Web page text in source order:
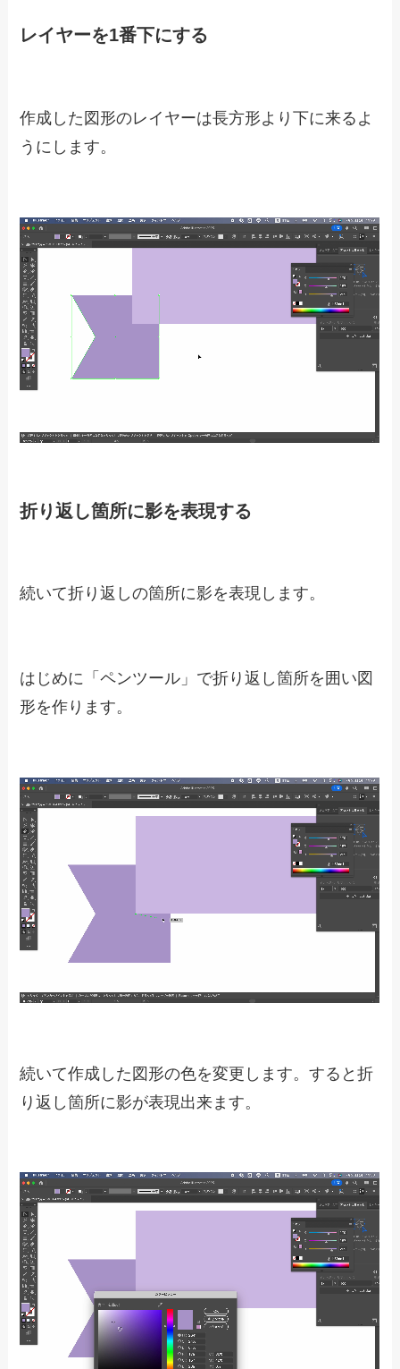
レイヤーを1番下にする
作成した図形のレイヤーは長方形より下に来るよ
うにします。
折り返し箇所に影を表現する
続いて折り返しの箇所に影を表現します。
はじめに「ペンツール」で折り返し箇所を囲い図
形を作ります。
続いて作成した図形の色を変更します。すると折
り返し箇所に影が表現出来ます。